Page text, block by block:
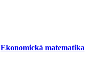
Ekonomická matematika